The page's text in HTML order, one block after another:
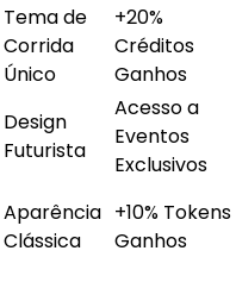
Tema de
Corrida
Único
+20%
Créditos
Ganhos
Design
Futurista
Acesso a
Eventos
Exclusivos
Aparência
Clássica
+10% Tokens
Ganhos